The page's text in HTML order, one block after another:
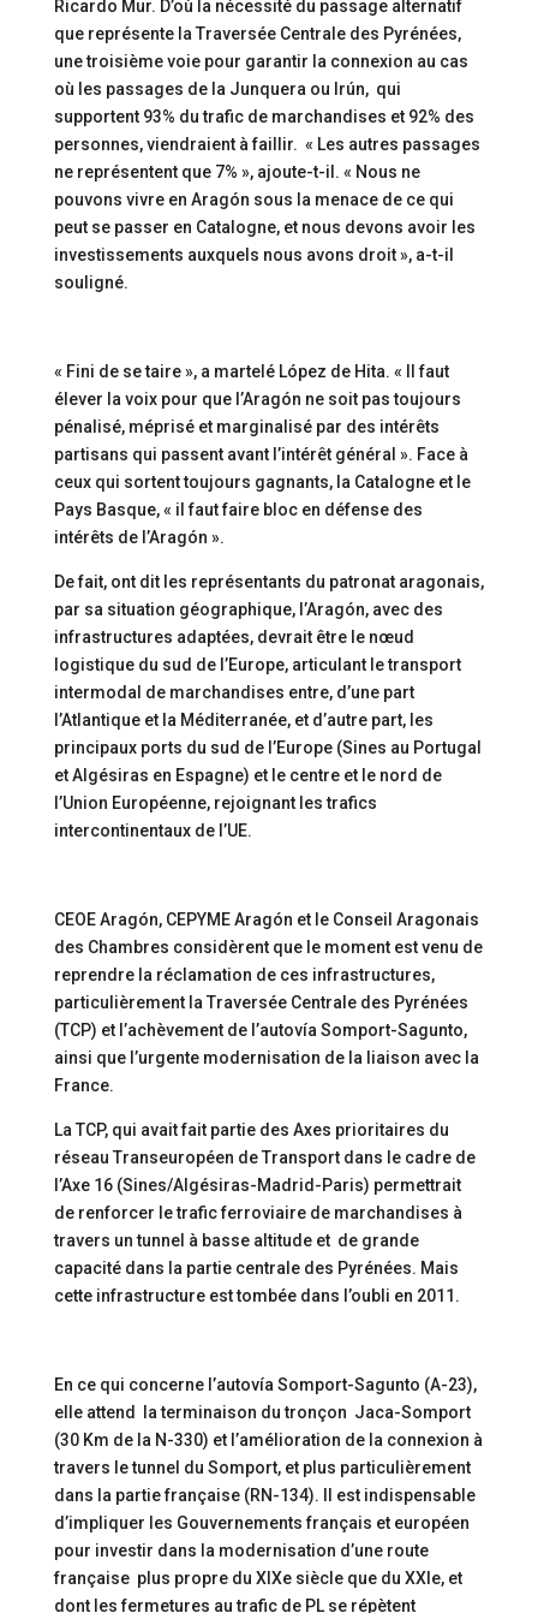
Ricardo Mur. D’où la nécessité du passage alternatif
que représente la Traversée Centrale des Pyrénées,
une troisième voie pour garantir la connexion au cas
où les passages de la Junquera ou Irún, qui
supportent 93% du trafic de marchandises et 92% des
personnes, viendraient à faillir. « Les autres passages
ne représentent que 7% », ajoute-t-il. « Nous ne
pouvons vivre en Aragón sous la menace de ce qui
peut se passer en Catalogne, et nous devons avoir les
investissements auxquels nous avons droit », a-t-il
souligné.
« Fini de se taire », a martelé López de Hita. « Il faut
élever la voix pour que l’Aragón ne soit pas toujours
pénalisé, méprisé et marginalisé par des intérêts
partisans qui passent avant l’intérêt général ». Face à
ceux qui sortent toujours gagnants, la Catalogne et le
Pays Basque, « il faut faire bloc en défense des
intérêts de l’Aragón ».
De fait, ont dit les représentants du patronat aragonais,
par sa situation géographique, l’Aragón, avec des
infrastructures adaptées, devrait être le nœud
logistique du sud de l’Europe, articulant le transport
intermodal de marchandises entre, d’une part
l’Atlantique et la Méditerranée, et d’autre part, les
principaux ports du sud de l’Europe (Sines au Portugal
et Algésiras en Espagne) et le centre et le nord de
l’Union Européenne, rejoignant les trafics
intercontinentaux de l’UE.
CEOE Aragón, CEPYME Aragón et le Conseil Aragonais
des Chambres considèrent que le moment est venu de
reprendre la réclamation de ces infrastructures,
particulièrement la Traversée Centrale des Pyrénées
(TCP) et l’achèvement de l’autovía Somport-Sagunto,
ainsi que l’urgente modernisation de la liaison avec la
France.
La TCP, qui avait fait partie des Axes prioritaires du
réseau Transeuropéen de Transport dans le cadre de
l’Axe 16 (Sines/Algésiras-Madrid-Paris) permettrait
de renforcer le trafic ferroviaire de marchandises à
travers un tunnel à basse altitude et de grande
capacité dans la partie centrale des Pyrénées. Mais
cette infrastructure est tombée dans l’oubli en 2011.
En ce qui concerne l’autovía Somport-Sagunto (A-23),
elle attend la terminaison du tronçon Jaca-Somport
(30 Km de la N-330) et l’amélioration de la connexion à
travers le tunnel du Somport, et plus particulièrement
dans la partie française (RN-134). Il est indispensable
d’impliquer les Gouvernements français et européen
pour investir dans la modernisation d’une route
française plus propre du XIXe siècle que du XXIe, et
dont les fermetures au trafic de PL se répètent